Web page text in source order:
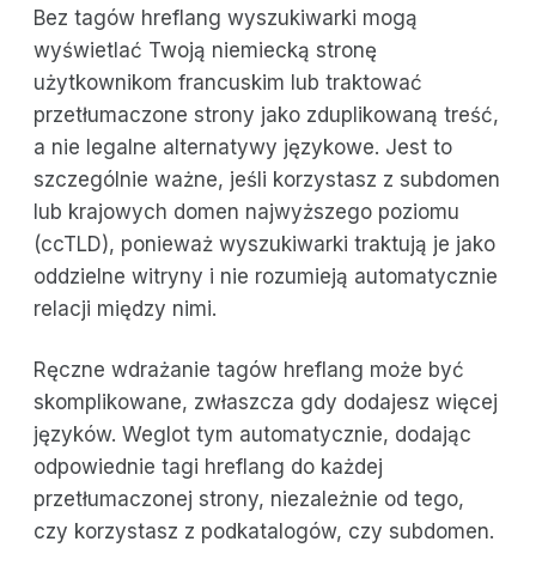
Bez tagów hreflang wyszukiwarki mogą
wyświetlać Twoją niemiecką stronę
użytkownikom francuskim lub traktować
przetłumaczone strony jako zduplikowaną treść,
a nie legalne alternatywy językowe. Jest to
szczególnie ważne, jeśli korzystasz z subdomen
lub krajowych domen najwyższego poziomu
(ccTLD), ponieważ wyszukiwarki traktują je jako
oddzielne witryny i nie rozumieją automatycznie
relacji między nimi.
Ręczne wdrażanie tagów hreflang może być
skomplikowane, zwłaszcza gdy dodajesz więcej
języków. Weglot tym automatycznie, dodając
odpowiednie tagi hreflang do każdej
przetłumaczonej strony, niezależnie od tego,
czy korzystasz z podkatalogów, czy subdomen.